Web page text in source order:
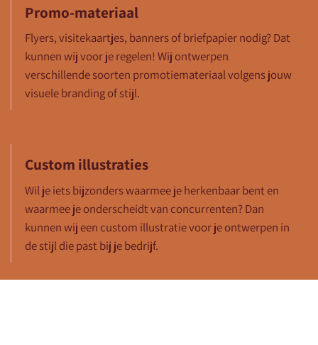
Promo-materiaal
Flyers, visitekaartjes, banners of briefpapier nodig? Dat
kunnen wij voor je regelen! Wij ontwerpen
verschillende soorten promotiemateriaal volgens jouw
visuele branding of stijl.
Custom illustraties
Wil je iets bijzonders waarmee je herkenbaar bent en
waarmee je onderscheidt van concurrenten? Dan
kunnen wij een custom illustratie voor je ontwerpen in
de stijl die past bij je bedrijf.